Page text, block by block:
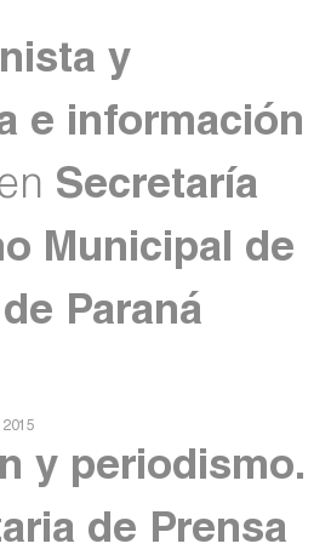
y
e información
Secretaría
Municipal de
Paraná
y periodismo.
de Prensa